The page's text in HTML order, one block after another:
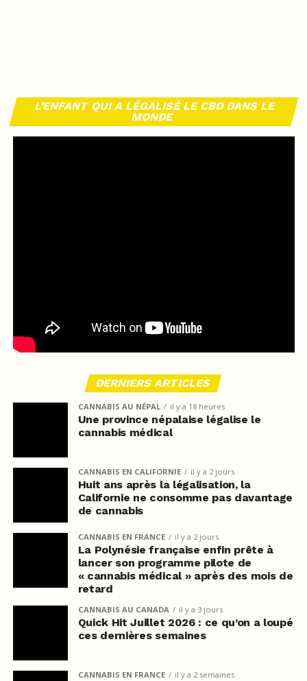
L’ENFANT QUI A LÉGALISÉ LE CBD DANS LE
MONDE
DERNIERS ARTICLES
CANNABIS AU NÉPAL il y a 18 heures
Une province népalaise légalise le
cannabis médical
CANNABIS EN CALIFORNIE il y a 2 jours
Huit ans après la légalisation, la
Californie ne consomme pas davantage
de cannabis
CANNABIS EN FRANCE il y a 2 jours
La Polynésie française enfin prête à
lancer son programme pilote de
« cannabis médical » après des mois de
retard
CANNABIS AU CANADA il y a 3 jours
Quick Hit Juillet 2026 : ce qu’on a loupé
ces dernières semaines
CANNABIS EN FRANCE il y a 2 semaines